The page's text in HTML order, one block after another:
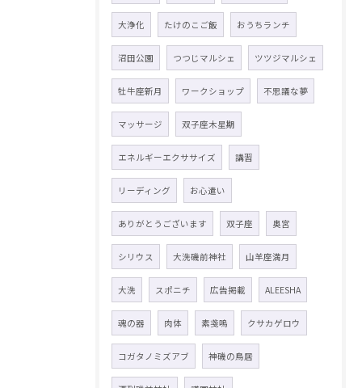
大浄化 たけのこご飯 おうちランチ
沼田公園 つつじマルシェ ツツジマルシェ
牡牛座新月 ワークショップ 不思議な夢
マッサージ 双子座木星期
エネルギーエクササイズ 講習
リーディング お心遣い
ありがとうございます 双子座 奥宮
シリウス 大洗磯前神社 山羊座満月
大洗 スポニチ 広告掲載 ALEESHA
魂の器 肉体 素戔嗚 クサカゲロウ
コガタノミズアブ 神磯の鳥居